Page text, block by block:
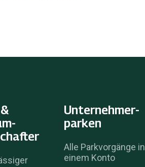
Unternehmer­
parken
Alle Parkvorgänge in
einem Konto